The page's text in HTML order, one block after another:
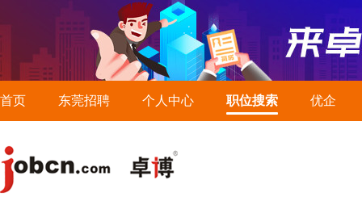
首页 东莞招聘 个人中心 职位搜索 优企